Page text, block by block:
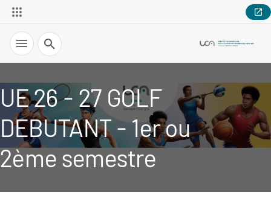
Recherche
UE 26 - 27 GOLF
DEBUTANT - 1er ou
2ème semestre